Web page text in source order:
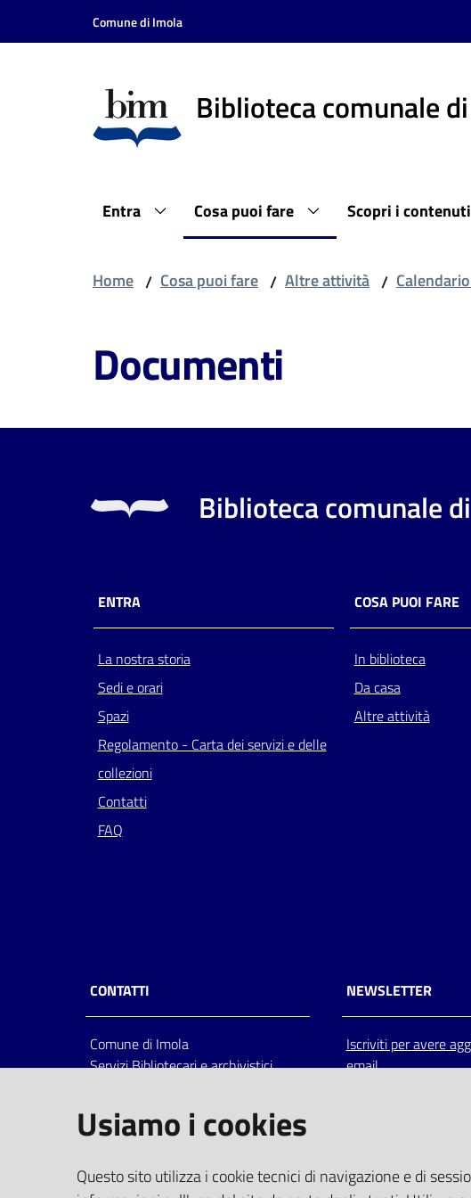
Vai al contenuto
Vai alla navigazione
Comune di Imola
Biblioteca comunale
Entra Cosa puoi fare Scopri i contenuti
Home / Cosa puoi fare / Altre attività /
Documenti
Biblioteca comunale
ENTRA
La nostra storia
Sedi e orari
Spazi
Regolamento - Carta dei servizi e delle
collezioni
Contatti
FAQ
COSA PUOI FARE
In biblioteca
Da casa
Altre attività
CONTATTI
Comune di Imola
Servizi Bibliotecari e archivistici
Italia
centralino: tel 0542.6026.36 fax
bim@comune.imola.bo.it
PEC
NEWSLETTER
Iscriviti per avere
email
Usiamo i cookies
Questo sito utilizza i cookie tecnici di navigazione e di